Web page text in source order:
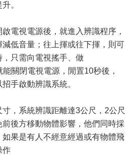
。
電視電源後，就進入辨識程序，
低音量；往上揮或往下揮，則可
只需向電視搖手、做
能關閉電視電源，閒置10秒後，
手啟動辨識系統。
，系統辨識距離達3公尺，2公尺
後方移動物體影響，他們同時採
果是有人不經意經過或有物體飛
作